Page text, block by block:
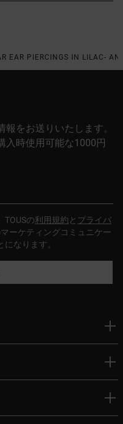
EAR PIERCINGS IN LILAC-
報をお送りいたします。
入時使用可能な1000円
TOUSの利用規約と プライバ
ーケティングコミュニケー
なります。